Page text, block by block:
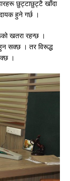
छुट्टाछुट्टै खाँदा
हुने गर्छ ।
खतरा रहन्छ ।
सक्छ । तर विरूद्ध
।